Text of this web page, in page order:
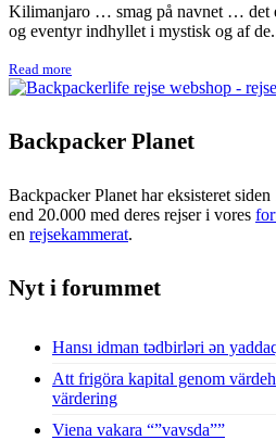
Kilimanjaro … smag på navnet … det
og eventyr indhyllet i mystisk og af
Read more
Backpacker Planet
Backpacker Planet har eksisteret
end 20.000 med deres rejser i vores
en rejsekammerat.
Nyt i forummet
Hansı idman tədbirləri ən
Att frigöra kapital genom
värdering
Viena vakara “”vavsda””